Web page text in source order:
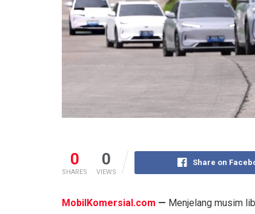
0
SHARES
0
VIEWS
Share on
MobilKomersial.com — Menjelang musim